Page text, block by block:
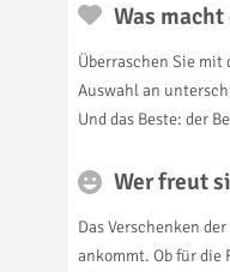
Was
Überraschen Sie
Auswahl an
Und das Beste: der
Wer freut
Das Verschenken
ankommt. Ob für die